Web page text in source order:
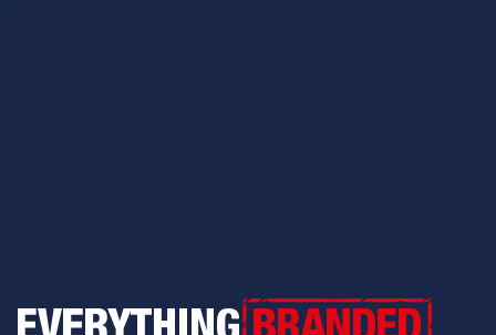
Everything Branded